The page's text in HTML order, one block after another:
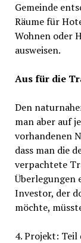
Gemeinde
Räume für
Wohnen oder
ausweisen.
Aus für die
Den
man aber auf
vorhandenen
dass man die
verpachtete
Überlegungen
Investor, der
möchte,
4. Projekt: Teil